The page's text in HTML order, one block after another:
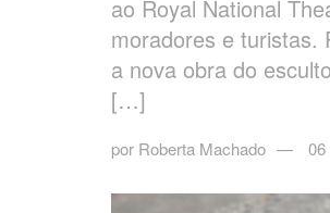
ao Royal National
moradores e turistas.
a nova obra do
[…]
por Roberta Machado 06